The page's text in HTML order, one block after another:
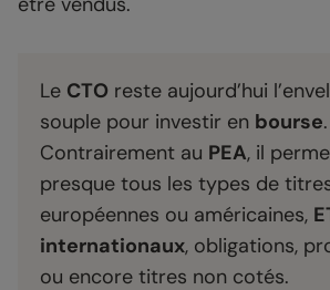
Le CTO reste aujourd’hui
souple pour investir en bourse.
Contrairement au PEA, il
presque tous les types de
européennes ou américaines,
internationaux, obligations,
ou encore titres non cotés.